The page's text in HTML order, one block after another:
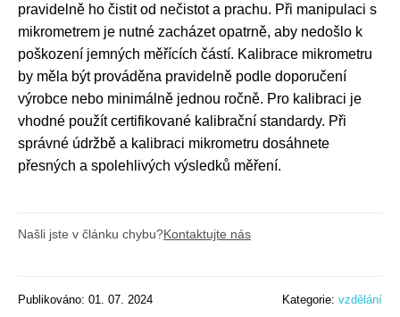
pravidelně ho čistit od nečistot a prachu. Při manipulaci s
mikrometrem je nutné zacházet opatrně, aby nedošlo k
poškození jemných měřících částí. Kalibrace mikrometru
by měla být prováděna pravidelně podle doporučení
výrobce nebo minimálně jednou ročně. Pro kalibraci je
vhodné použít certifikované kalibrační standardy. Při
správné údržbě a kalibraci mikrometru dosáhnete
přesných a spolehlivých výsledků měření.
Našli jste v článku chybu?Kontaktujte nás
Publikováno: 01. 07. 2024 Kategorie: vzdělání